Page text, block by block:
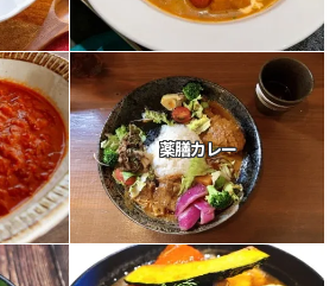
薬膳カレー